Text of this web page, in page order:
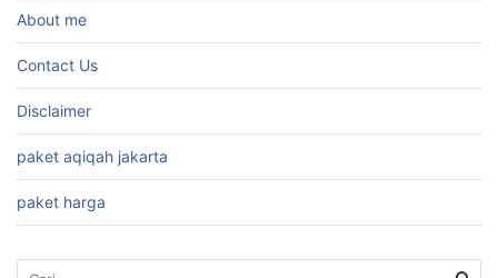
About me
Contact Us
Disclaimer
paket aqiqah jakarta
paket harga
Cari